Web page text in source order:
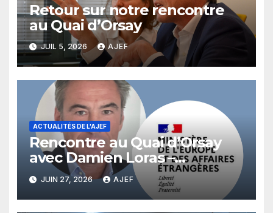
Retour sur notre rencontre
au Quai d’Orsay
JUIL 5, 2026 AJEF
ACTUALITÉS DE L'AJEF
Rencontre au Quai d’Orsay
avec Damien Loras –
Directeur de la Diplomatie
économique au Ministère des
Affaires Etrangères
JUIN 27, 2026 AJEF